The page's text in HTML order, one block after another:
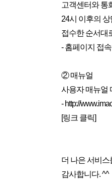
고객센터와 통
24시 이후의
접수한 순서대
- 홈페이지 접
② 매뉴얼
사용자 매뉴얼
- http://
[링크 클릭]
더 나은 서비
감사합니다. ^^